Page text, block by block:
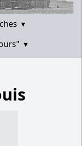
▾
▾